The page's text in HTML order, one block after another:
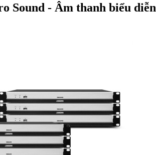
Sound - Âm thanh biểu diễn